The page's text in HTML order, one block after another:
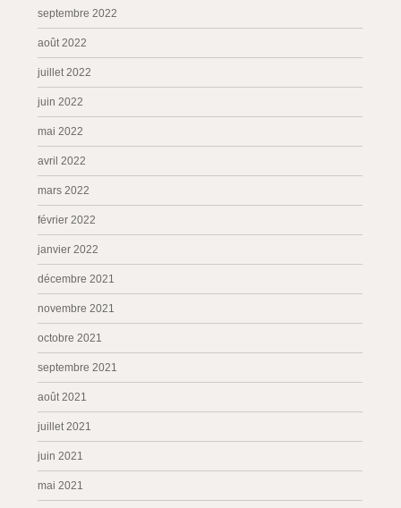
septembre 2022
août 2022
juillet 2022
juin 2022
mai 2022
avril 2022
mars 2022
février 2022
janvier 2022
décembre 2021
novembre 2021
octobre 2021
septembre 2021
août 2021
juillet 2021
juin 2021
mai 2021